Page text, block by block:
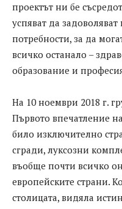
проектът ни бе
успяват да
потребности, за да
всичко останало –
образование и
На 10 ноември 2018 г.
Първото впечатление
било изключително
сгради, луксозни
въобще почти всичко
европейските страни.
столицата, видяла